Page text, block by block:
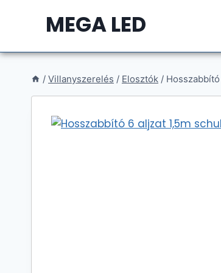
MEGA LED
/ Villanyszerelés / Elosztók /